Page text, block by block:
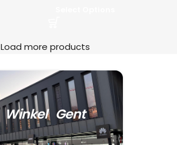
Load more products
Winkel Gent